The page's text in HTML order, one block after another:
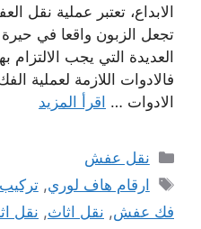
الابداع، تعتبر عملية نقل
تجعل الزبون واقعا في
العديدة التي يجب الالتزام
فالادوات اللازمة لعملية
الادوات … اقرأ المزيد
التصنيفات
نقل عفش
الوسوم
ارقام هاف لوري,تركيب
فك عفش, نقل اثاث, نقل